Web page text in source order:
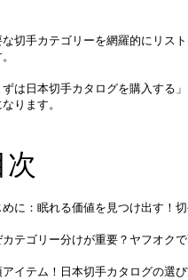
な切手カテゴリーを網羅的にリス
ずは日本切手カタログを購入する
ります。
次
めに：眠れる価値を見つけ出す！
カテゴリー分けが重要？ヤフオク
アイテム！日本切手カタログの選